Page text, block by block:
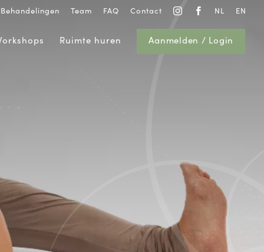
Behandelingen Team FAQ Contact   NL EN
Ruimte huren Aanmelden / Login